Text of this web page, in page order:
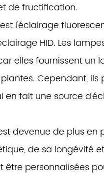
de fructification.
l'éclairage
HID. Les
elles fournissent un
Cependant, ils
en fait une source
devenue de plus en
de sa longévité
être personnalisées